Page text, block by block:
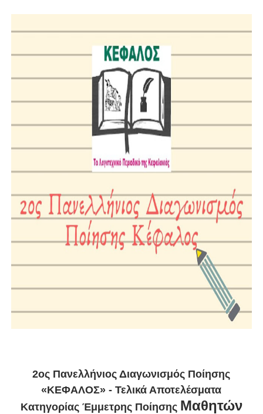
2ος Πανελλήνιος Διαγωνισμός Ποίησης
«ΚΕΦΑΛΟΣ» - Τελικά Αποτελέσματα
Κατηγορίας Έμμετρης Ποίησης Μαθητών